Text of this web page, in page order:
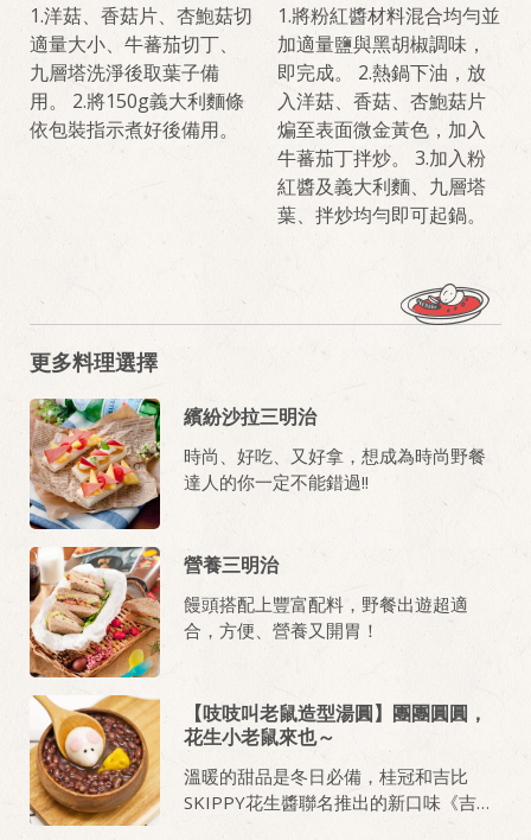
1.洋菇、香菇片、杏鮑菇切
適量大小、牛蕃茄切丁、
九層塔洗淨後取葉子備
用。 2.將150g義大利麵條
依包裝指示煮好後備用。
1.將粉紅醬材料混合均勻並
加適量鹽與黑胡椒調味，
即完成。 2.熱鍋下油，放
入洋菇、香菇、杏鮑菇片
煸至表面微金黃色，加入
牛蕃茄丁拌炒。 3.加入粉
紅醬及義大利麵、九層塔
葉、拌炒均勻即可起鍋。
更多料理選擇
繽紛沙拉三明治
時尚、好吃、又好拿，想成為時尚野餐
達人的你一定不能錯過!!
營養三明治
饅頭搭配上豐富配料，野餐出遊超適
合，方便、營養又開胃！
【吱吱叫老鼠造型湯圓】團團圓圓，
花生小老鼠來也～
溫暖的甜品是冬日必備，桂冠和吉比
SKIPPY花生醬聯名推出的新口味《吉比